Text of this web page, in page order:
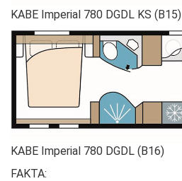
KABE Imperial 780 DGDL KS (B15)
KABE Imperial 780 DGDL (B16)
FAKTA: